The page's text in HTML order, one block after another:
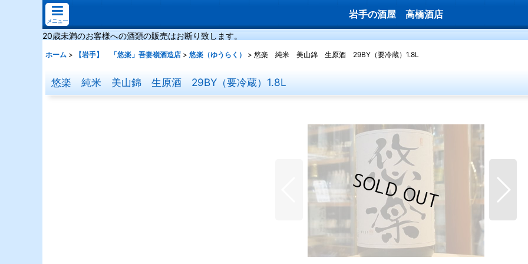
メニュー
岩手の酒屋 高橋酒店
20歳未満のお客様への酒類の販売はお断り致します。
ホーム > 【岩手】 「悠楽」吾妻嶺酒造店 > 悠楽（ゆうらく） > 悠楽 純米 美山錦 生原酒 29BY（要冷蔵）1.8L
悠楽 純米 美山錦 生原酒 29BY（要冷蔵）1.8L